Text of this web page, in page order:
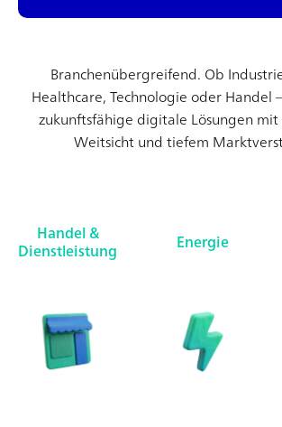
Branchenübergreifend. Ob
Healthcare, Technologie oder Handel
zukunftsfähige digitale Lösungen
Weitsicht und tiefem
Handel &
Dienstleistung Energie